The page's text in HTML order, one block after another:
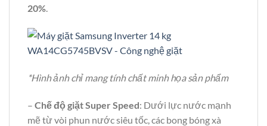
20%.
*Hình ảnh chỉ mang tính chất minh họa sản phẩm
– Chế độ giặt Super Speed: Dưới lực nước mạnh
mẽ từ vòi phun nước siêu tốc, các bong bóng xà